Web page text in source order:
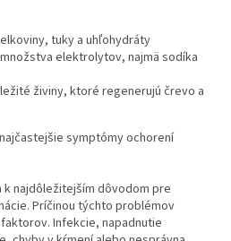
tuky a uhľohydráty
elektrolytov, najmä sodíka
živiny, ktoré regenerujú črevo a
symptómy ochorení
najdôležitejším dôvodom pre
Príčinou týchto problémov
Infekcie, napadnutie